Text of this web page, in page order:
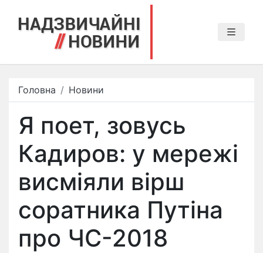
Головна Новини
Я поет, зовусь
Кадиров: у мережі
висміяли вірш
соратника Путіна
про ЧС-2018